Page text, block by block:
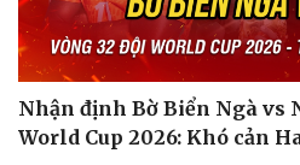
Nhận định Bờ Biển Ngà vs
World Cup 2026: Khó cản